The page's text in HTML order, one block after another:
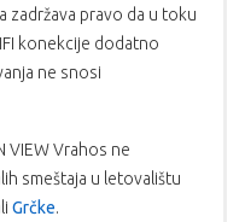
zadržava pravo da u toku
konekcije dodatno
ne snosi
VIEW Vrahos ne
smeštaja u letovalištu
Grčke.